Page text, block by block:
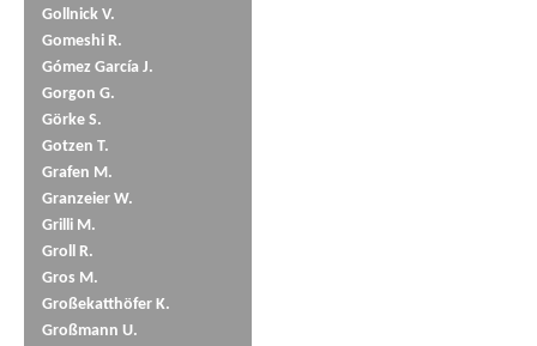
Gollnick V.
Gomeshi R.
Gómez García J.
Gorgon G.
Görke S.
Gotzen T.
Grafen M.
Granzeier W.
Grilli M.
Groll R.
Gros M.
Großekatthöfer K.
Großmann U.